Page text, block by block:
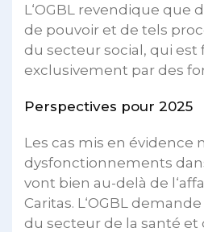
L‘OGBL revendique que
de pouvoir et de tels
du secteur social, qui est
exclusivement par des
Perspectives pour 2025
Les cas mis en évidence
dysfonctionnements
vont bien au-delà de
Caritas. L‘OGBL
du secteur de la santé et